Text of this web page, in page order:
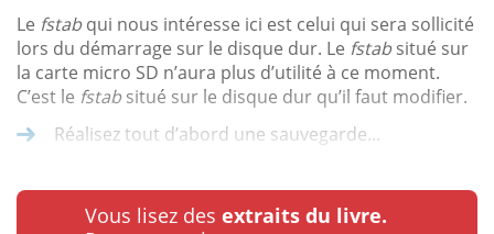
Le fstabqui nous intéresse ici est celui qui sera sollicité
lors du démarrage sur le disque dur. Le fstabsitué sur
la carte micro SD n’aura plus d’utilité à ce moment.
C’est le fstabsitué sur le disque dur qu’il faut modifier.
Réalisez tout d’abord une sauvegarde...
Vous lisez des extraits du livre.